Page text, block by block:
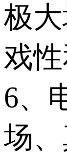
极
戏
6、
场